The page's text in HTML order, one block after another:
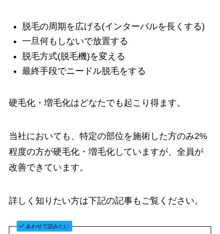
脱毛の周期を広げる(インターバルを長くする)
一旦何もしないで放置する
脱毛方式(脱毛機)を変える
最終手段でニードル脱毛をする
硬毛化・増毛化はどなたでも起こり得ます。
当社においても、特定の部位を施術した方のみ2%
程度の方が硬毛化・増毛化していますが、全員が
改善できています。
詳しく知りたい方は下記の記事もご覧ください。
あわせて読みたい